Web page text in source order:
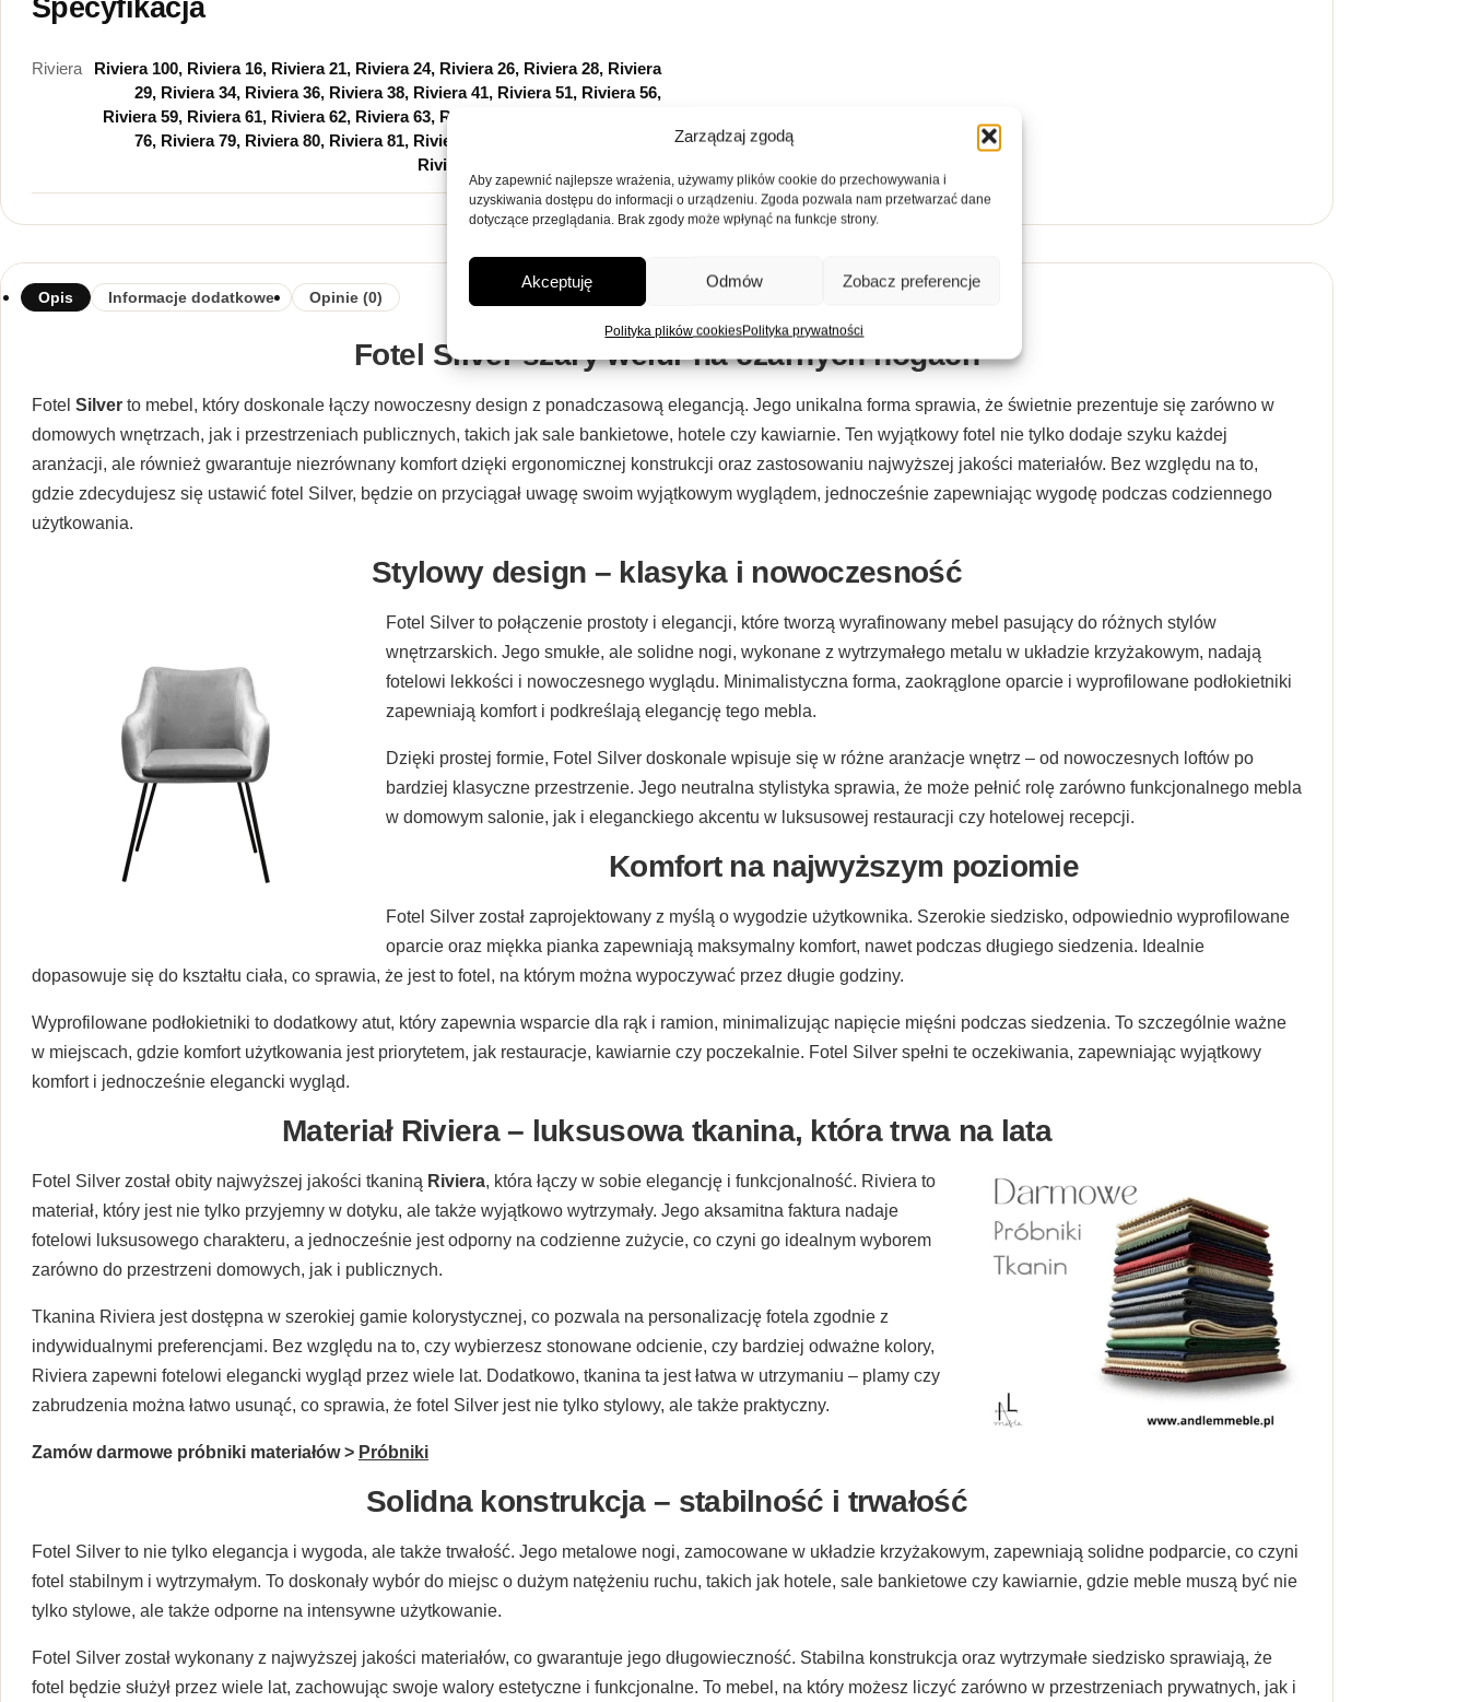
Zarządzaj zgodą
Aby zapewnić najlepsze wrażenia, używamy plików cookie do przechowywania i
uzyskiwania dostępu do informacji o urządzeniu. Zgoda pozwala nam przetwarzać dane
dotyczące przeglądania. Brak zgody może wpłynąć na funkcje strony.
Akceptuję Odmów Zobacz preferencje
Polityka plików cookiesPolityka prywatności
Specyfikacja
Riviera
Riviera 100, Riviera 16, Riviera 21, Riviera 24, Riviera 26, Riviera 28, Riviera
29, Riviera 34, Riviera 36, Riviera 38, Riviera 41, Riviera 51, Riviera 56,
Riviera 59, Riviera 61, Riviera 62, Riviera 63, Riviera 69, Riviera 74, Riviera
76, Riviera 79, Riviera 80, Riviera 81, Riviera 82, Riviera 87, Riviera 91,
Riviera 95, Riviera 96, Riviera 97
Opis Informacje dodatkowe Opinie (0)
Fotel Silver szary welur na czarnych nogach
Fotel Silver to mebel, który doskonale łączy nowoczesny design z ponadczasową elegancją. Jego unikalna forma sprawia, że świetnie prezentuje się zarówno w
domowych wnętrzach, jak i przestrzeniach publicznych, takich jak sale bankietowe, hotele czy kawiarnie. Ten wyjątkowy fotel nie tylko dodaje szyku każdej
aranżacji, ale również gwarantuje niezrównany komfort dzięki ergonomicznej konstrukcji oraz zastosowaniu najwyższej jakości materiałów. Bez względu na to,
gdzie zdecydujesz się ustawić fotel Silver, będzie on przyciągał uwagę swoim wyjątkowym wyglądem, jednocześnie zapewniając wygodę podczas codziennego
użytkowania.
Stylowy design – klasyka i nowoczesność
Fotel Silver to połączenie prostoty i elegancji, które tworzą wyrafinowany mebel pasujący do różnych stylów
wnętrzarskich. Jego smukłe, ale solidne nogi, wykonane z wytrzymałego metalu w układzie krzyżakowym, nadają
fotelowi lekkości i nowoczesnego wyglądu. Minimalistyczna forma, zaokrąglone oparcie i wyprofilowane podłokietniki
zapewniają komfort i podkreślają elegancję tego mebla.
Dzięki prostej formie, Fotel Silver doskonale wpisuje się w różne aranżacje wnętrz – od nowoczesnych loftów po
bardziej klasyczne przestrzenie. Jego neutralna stylistyka sprawia, że może pełnić rolę zarówno funkcjonalnego mebla
w domowym salonie, jak i eleganckiego akcentu w luksusowej restauracji czy hotelowej recepcji.
Komfort na najwyższym poziomie
Fotel Silver został zaprojektowany z myślą o wygodzie użytkownika. Szerokie siedzisko, odpowiednio wyprofilowane
oparcie oraz miękka pianka zapewniają maksymalny komfort, nawet podczas długiego siedzenia. Idealnie
dopasowuje się do kształtu ciała, co sprawia, że jest to fotel, na którym można wypoczywać przez długie godziny.
Wyprofilowane podłokietniki to dodatkowy atut, który zapewnia wsparcie dla rąk i ramion, minimalizując napięcie mięśni podczas siedzenia. To szczególnie ważne
w miejscach, gdzie komfort użytkowania jest priorytetem, jak restauracje, kawiarnie czy poczekalnie. Fotel Silver spełni te oczekiwania, zapewniając wyjątkowy
komfort i jednocześnie elegancki wygląd.
Materiał Riviera – luksusowa tkanina, która trwa na lata
Fotel Silver został obity najwyższej jakości tkaniną Riviera, która łączy w sobie elegancję i funkcjonalność. Riviera to
materiał, który jest nie tylko przyjemny w dotyku, ale także wyjątkowo wytrzymały. Jego aksamitna faktura nadaje
fotelowi luksusowego charakteru, a jednocześnie jest odporny na codzienne zużycie, co czyni go idealnym wyborem
zarówno do przestrzeni domowych, jak i publicznych.
Tkanina Riviera jest dostępna w szerokiej gamie kolorystycznej, co pozwala na personalizację fotela zgodnie z
indywidualnymi preferencjami. Bez względu na to, czy wybierzesz stonowane odcienie, czy bardziej odważne kolory,
Riviera zapewni fotelowi elegancki wygląd przez wiele lat. Dodatkowo, tkanina ta jest łatwa w utrzymaniu – plamy czy
zabrudzenia można łatwo usunąć, co sprawia, że fotel Silver jest nie tylko stylowy, ale także praktyczny.
Zamów darmowe próbniki materiałów > Próbniki
Solidna konstrukcja – stabilność i trwałość
Fotel Silver to nie tylko elegancja i wygoda, ale także trwałość. Jego metalowe nogi, zamocowane w układzie krzyżakowym, zapewniają solidne podparcie, co czyni
fotel stabilnym i wytrzymałym. To doskonały wybór do miejsc o dużym natężeniu ruchu, takich jak hotele, sale bankietowe czy kawiarnie, gdzie meble muszą być nie
tylko stylowe, ale także odporne na intensywne użytkowanie.
Fotel Silver został wykonany z najwyższej jakości materiałów, co gwarantuje jego długowieczność. Stabilna konstrukcja oraz wytrzymałe siedzisko sprawiają, że
fotel będzie służył przez wiele lat, zachowując swoje walory estetyczne i funkcjonalne. To mebel, na który możesz liczyć zarówno w przestrzeniach prywatnych, jak i